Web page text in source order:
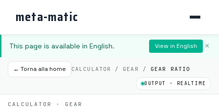
meta-matic
This page is available in English. View in English ×
← Torna alla home CALCULATOR / GEAR / GEAR RATIO
OUTPUT · REALTIME
CALCULATOR · GEAR